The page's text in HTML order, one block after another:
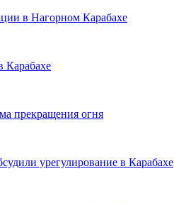
в Нагорном Карабахе
Карабахе
прекращения огня
урегулирование в Карабахе